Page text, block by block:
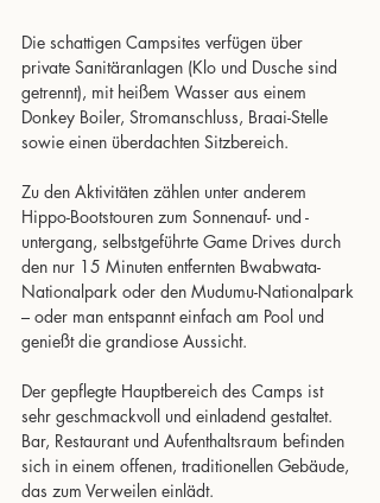
Die schattigen Campsites verfügen über
private Sanitäranlagen (Klo und Dusche sind
getrennt), mit heißem Wasser aus einem
Donkey Boiler, Stromanschluss, Braai-Stelle
sowie einen überdachten Sitzbereich.
Zu den Aktivitäten zählen unter anderem
Hippo-Bootstouren zum Sonnenauf- und -
untergang, selbstgeführte Game Drives durch
den nur 15 Minuten entfernten Bwabwata-
Nationalpark oder den Mudumu-Nationalpark
– oder man entspannt einfach am Pool und
genießt die grandiose Aussicht.
Der gepflegte Hauptbereich des Camps ist
sehr geschmackvoll und einladend gestaltet.
Bar, Restaurant und Aufenthaltsraum befinden
sich in einem offenen, traditionellen Gebäude,
das zum Verweilen einlädt.